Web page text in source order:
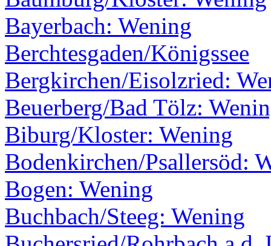
Bayerbach: Wening
Berchtesgaden/Königssee
Bergkirchen/Eisolzried:
Beuerberg/Bad Tölz:
Biburg/Kloster: Wening
Bodenkirchen/Psallersöd:
Bogen: Wening
Buchbach/Steeg: Wening